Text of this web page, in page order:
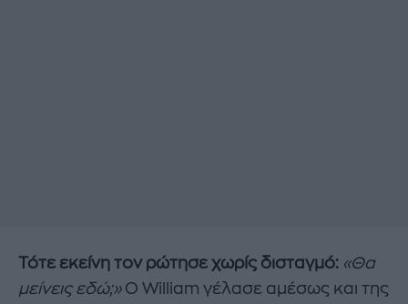
Τότε εκείνη τον ρώτησε χωρίς δισταγμό: «Θα
μείνεις εδώ;» Ο William γέλασε αμέσως και της